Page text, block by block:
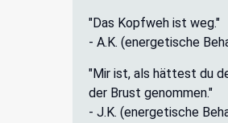
"Das Kopfweh ist weg."
- A.K. (energetische
"Mir ist, als hättest du
der Brust genommen."
- J.K. (energetische